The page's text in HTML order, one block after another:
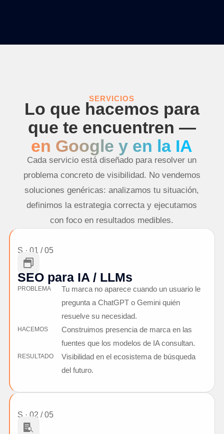
SERVICIOS
Lo que hacemos para
que te encuentren —
en Google y en la IA
Cada servicio está diseñado para resolver un
problema concreto de visibilidad. No vendemos
soluciones genéricas: analizamos tu situación,
definimos la estrategia correcta y ejecutamos
con foco en resultados medibles.
S · 01 / 05

SEO para IA / LLMs
PROBLEMA
Tu marca no aparece cuando un usuario le
pregunta a ChatGPT o Gemini quién
resuelve su necesidad.
HACEMOS
Construimos presencia de marca en las
fuentes que los modelos de IA consultan.
RESULTADO
Visibilidad en el ecosistema de búsqueda
del futuro.
S · 02 / 05
